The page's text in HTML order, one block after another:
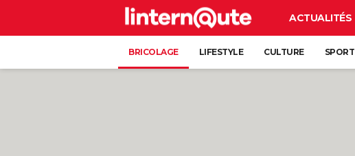
ACTUALITÉS
BRICOLAGE LIFESTYLE CULTURE SPORT